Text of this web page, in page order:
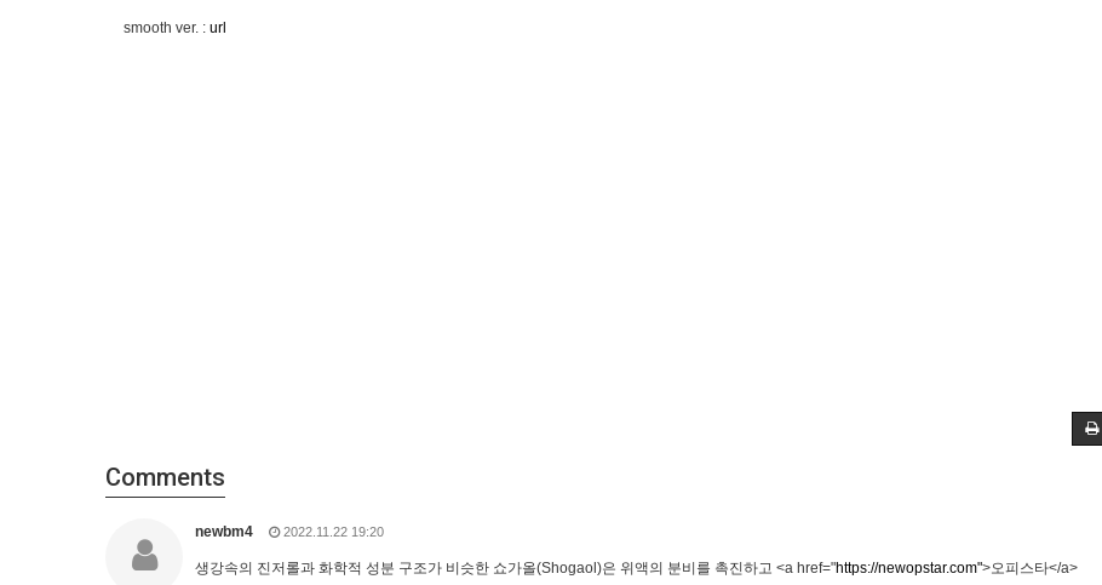
smooth ver. : url
Comments
newbm4 2022.11.22 19:20
생강속의 진저롤과 화학적 성분 구조가 비슷한 쇼가올(Shogaol)은 위액의 분비를 촉진하고 <a href="https://newopstar.com">오피스타</a>